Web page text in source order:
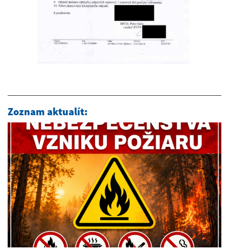
Zoznam aktualít: